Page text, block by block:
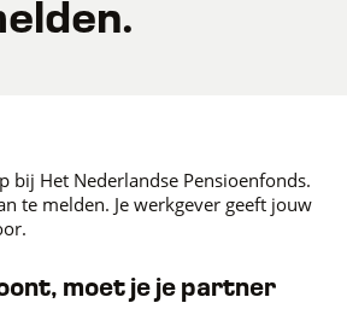
bij Het Nederlandse Pensioenfonds.
te melden. Je werkgever geeft jouw
moet je je partner